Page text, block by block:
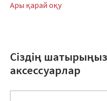
Ары қарай оқу
Сіздің
аксессуарлар